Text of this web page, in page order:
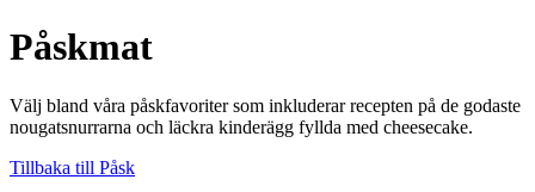
Mat och dryck
Hälsa
Påskmat
Välj bland våra påskfavoriter som inkluderar recepten på de godaste
nougatsnurrarna och läckra kinderägg fyllda med cheesecake.
Tillbaka till Påsk